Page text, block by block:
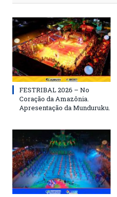
FESTRIBAL 2026 – No
Coração da Amazônia.
Apresentação da Munduruku.